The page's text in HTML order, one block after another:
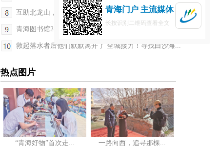
互助北龙山，一个“会呼吸”的康养胜地
青海图书馆24小时自助服务升级
救起落水者后他们默默离开了 全城接力！寻找白沙滩...
热点图片
“青海好物”首次走... 一路向西，追寻那棵...
青海门户 主流媒体
长按识别二维码查看全文